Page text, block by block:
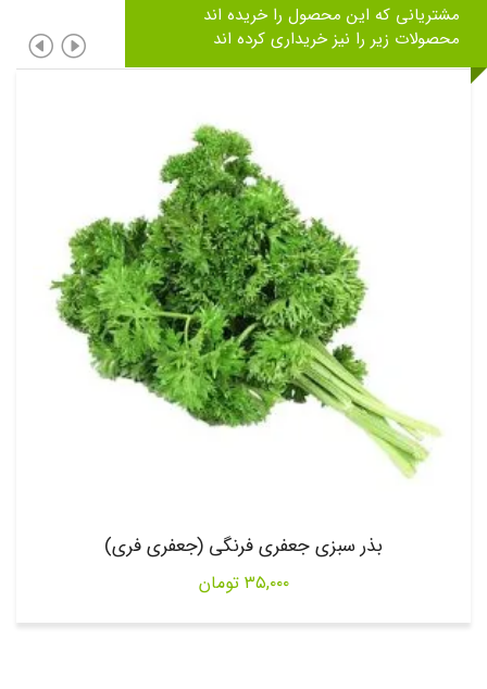
مشتریانی که این محصول را خریده اند
محصولات زیر را نیز خریداری کرده اند
بذر سبزی جعفری فرنگی (جعفری فری)
۳۵,۰۰۰ تومان